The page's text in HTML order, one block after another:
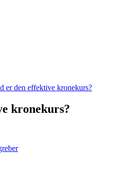
er den effektive kronekurs?
kronekurs?